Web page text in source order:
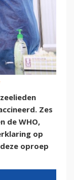
Zes
de WHO,
op
oproep